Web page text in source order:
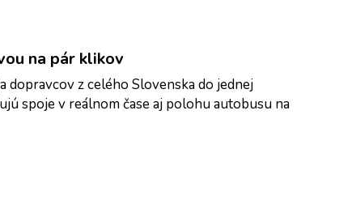
na pár klikov
z celého Slovenska do jednej
spoje v reálnom čase aj polohu autobusu na